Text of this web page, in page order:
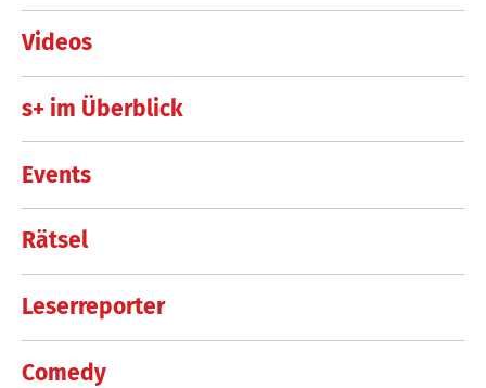
Videos
s+ im Überblick
Events
Rätsel
Leserreporter
Comedy